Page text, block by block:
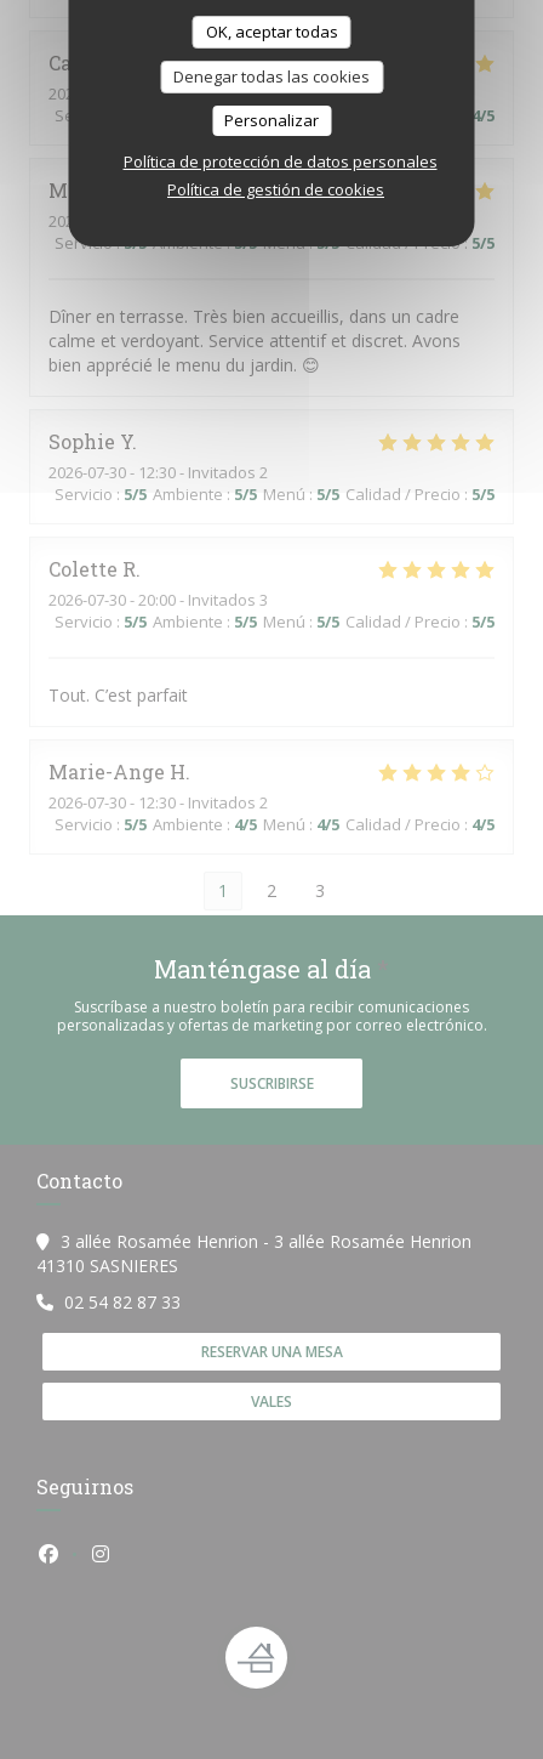
OK, aceptar todas
Denegar todas las cookies
Personalizar
Política de protección de datos personales
Política de gestión de cookies
Catherine C
2026-07-30
- 12:30 - Invitados 4
Servicio
Ambiente : 5/5 Menú: 4 /5 4/5
Martine
2026-07-31
Servicio:5/5 Ambiente:5/5 Menú:5/5 Calidad / Precio: 5/5
Dîner en terrasse. Très bien accueillis, dans un cadre
calme et verdoyant. Service attentif et discret. Avons
bien apprécié le menu du jardin. 😊
Sophie Y
2026-07-30- 12:30 - Invitados 2
Servicio : 5/5 Ambiente : 5/5 Menú : 5/5 Calidad / Precio : 5/5
Colette R
2026-07-30- 20:00 - Invitados 3
Servicio : 5/5 Ambiente : 5/5 Menú : 5/5 Calidad / Precio : 5/5
Tout. C’est parfait
Marie-Ange H
2026-07-30- 12:30 - Invitados 2
Servicio : 5/5 Ambiente : 4/5 Menú : 4/5 Calidad / Precio : 4/5
1 2 3
Manténgase al día
Suscríbase a nuestro boletín para recibir comunicaciones
personalizadas y ofertas de marketing por correo electrónico.
SUSCRIBIRSE
Contacto
3 allée Rosamée Henrion - 3 allée Rosamée Henrion
41310 SASNIERES
02 54 82 87 33
RESERVAR UNA MESA
VALES
Seguirnos
Facebook ((abre en una nueva ventana))
Instagram ((abre en una nueva ventana))